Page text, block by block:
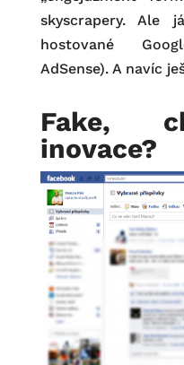
skyscrapery.
hostované
AdSense). A navíc
Fake,
inovace?